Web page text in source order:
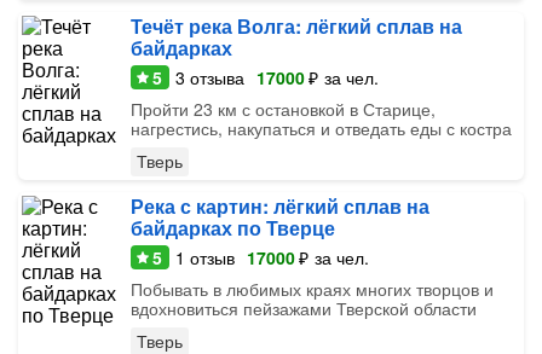
Течёт река Волга: лёгкий сплав на
байдарках
5 3 отзыва 17000₽ за чел.
Пройти 23 км с остановкой в Старице,
нагрестись, накупаться и отведать еды с костра
Тверь
Река с картин: лёгкий сплав на
байдарках по Тверце
5 1 отзыв 17000₽ за чел.
Побывать в любимых краях многих творцов и
вдохновиться пейзажами Тверской области
Тверь